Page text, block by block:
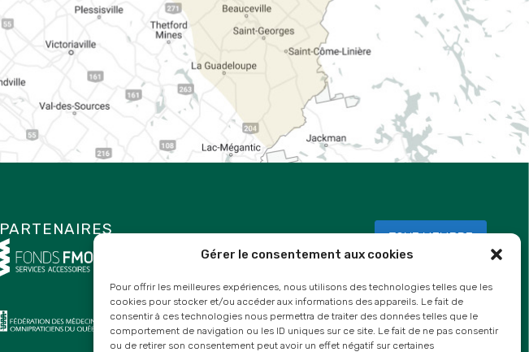
Gérer le consentement aux cookies
Pour offrir les meilleures expériences, nous utilisons des technologies telles que les
cookies pour stocker et/ou accéder aux informations des appareils. Le fait de
consentir à ces technologies nous permettra de traiter des données telles que le
comportement de navigation ou les ID uniques sur ce site. Le fait de ne pas consentir
ou de retirer son consentement peut avoir un effet négatif sur certaines
PARTENAIRES ZONE MEMBRE